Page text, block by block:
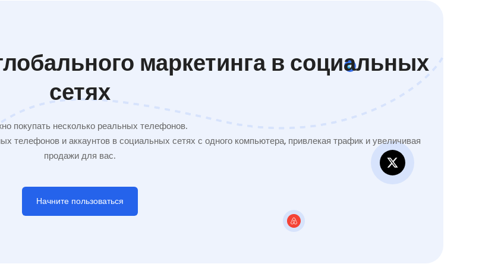
маркетинга в социальных
сетях
покупать несколько реальных телефонов.
и аккаунтов в социальных сетях с одного компьютера, привлекая трафик и увеличивая
продажи для вас.
Начните пользоваться